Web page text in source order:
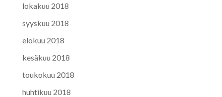
lokakuu 2018
syyskuu 2018
elokuu 2018
kesäkuu 2018
toukokuu 2018
huhtikuu 2018